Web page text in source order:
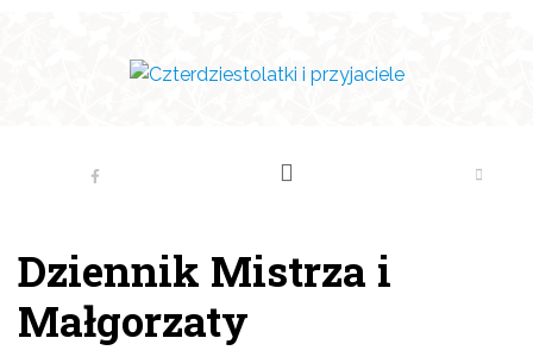
Dziennik Mistrza i
Małgorzaty